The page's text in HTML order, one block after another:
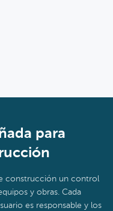
para
construcción un control
y obras. Cada
es responsable y los